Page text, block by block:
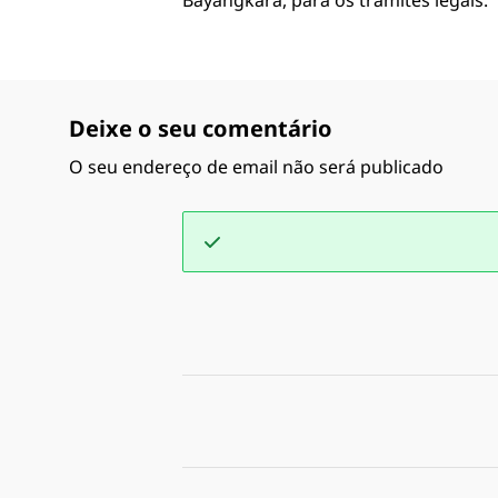
Deixe o seu comentário
O seu endereço de email não será publicado